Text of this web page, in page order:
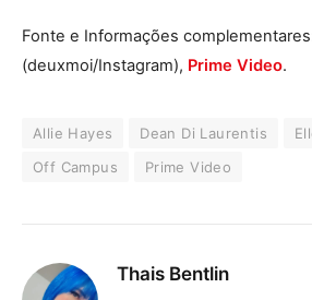
Fonte e Informações
(deuxmoi/Instagram), Prime Video.
Allie Hayes Dean Di Laurentis
Off Campus
Prime Video
Thais Bentlin